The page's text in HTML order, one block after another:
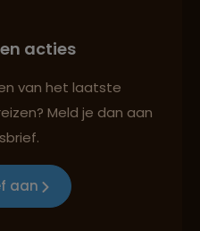
vrijheid
acties
van het laatste
Meld je dan aan
aan